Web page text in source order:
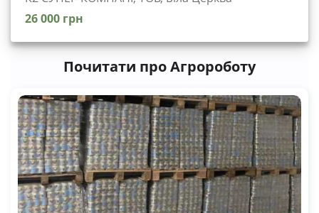
26 000 грн
Почитати про Агророботу